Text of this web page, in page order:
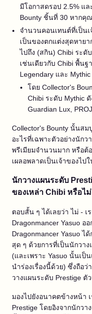
มีโอกาสดรอป 2.5% แล
Bounty ชิ้นที่ 30 หากคุ
จำนวนคอนเทนต์ที่เป็นเ
เป็นของตกแต่งสุดหาย
ไปถึง (สกิน) Chibi ระดั
เช่นเดียวกับ Chibi พื้น
Legendary และ Mythic
โดย Collector's
Chibi ระดับ Mythic
Guardian Lux,
Collector's Bounty นั้นส
อะไรที่เฉพาะตัวอย่างนัก
พรีเมียมจำนวนมาก หรือต้
เผลอพลาดเป็นเจ้าของไป
นักวางแผนระดับ
ของเหล่า Chibi หรือไ
ตอบสั้น ๆ ได้เลยว่า ไม่ - เ
Dragonmancer Yasuo อ
Dragonmancer Yasuo
สุด ๆ ด้วยการที่เป็นนักวา
(และเพราะ Yasuo นั้นเป็
นำร่องเรื่องนี้ด้วย) ซึ่งถือว่
วางแผนระดับ Prestige ตั
มองไปยังอนาคตข้างหน้า
Prestige โดยอิงจากนักว